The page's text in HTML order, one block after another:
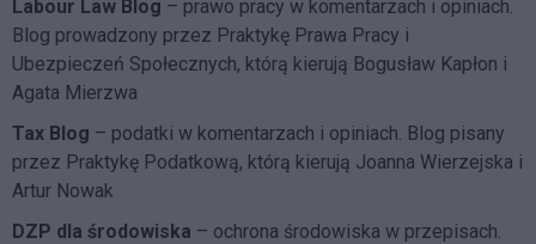
Labour Law Blog – prawo pracy w komentarzach i opiniach.
Blog prowadzony przez Praktykę Prawa Pracy i
Ubezpieczeń Społecznych, którą kierują Bogusław Kapłon i
Agata Mierzwa
Tax Blog – podatki w komentarzach i opiniach. Blog pisany
przez Praktykę Podatkową, którą kierują Joanna Wierzejska i
Artur Nowak
DZP dla środowiska – ochrona środowiska w przepisach.